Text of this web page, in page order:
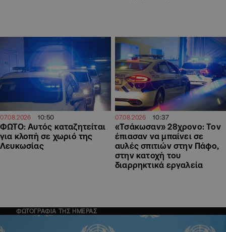
07.08.2026 10:50
ΦΩΤΟ: Αυτός καταζητείται
για κλοπή σε χωριό της
Λευκωσίας
07.08.2026 10:37
«Τσάκωσαν» 28χρονο: Τον
έπιασαν να μπαίνει σε
αυλές σπιτιών στην Πάφο,
στην κατοχή του
διαρρηκτικά εργαλεία
ΦΩΤΟΓΡΑΦΙΑ ΤΗΣ ΗΜΕΡΑΣ